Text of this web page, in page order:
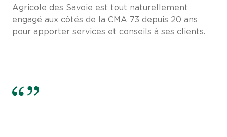
Agricole des Savoie est tout naturellement
engagé aux côtés de la CMA 73 depuis 20 ans
pour apporter services et conseils à ses clients.